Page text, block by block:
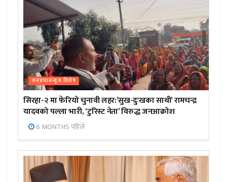
जनप्रभाबन्युज विशेष
सिरहा-२ मा फेरियो चुनावी लहर:’सुख-दुःखका साथी’ रामचन्द्र
यादवको पल्ला भारी, ‘टुरिस्ट नेता’ विरुद्ध जनआक्रोश
6 MONTHS पहिले